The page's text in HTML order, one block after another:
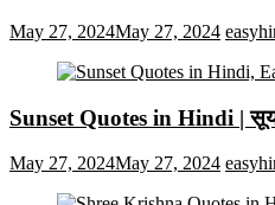
May 27, 2024May 27, 2024
Sunset Quotes in Hindi |
May 27, 2024May 27, 2024